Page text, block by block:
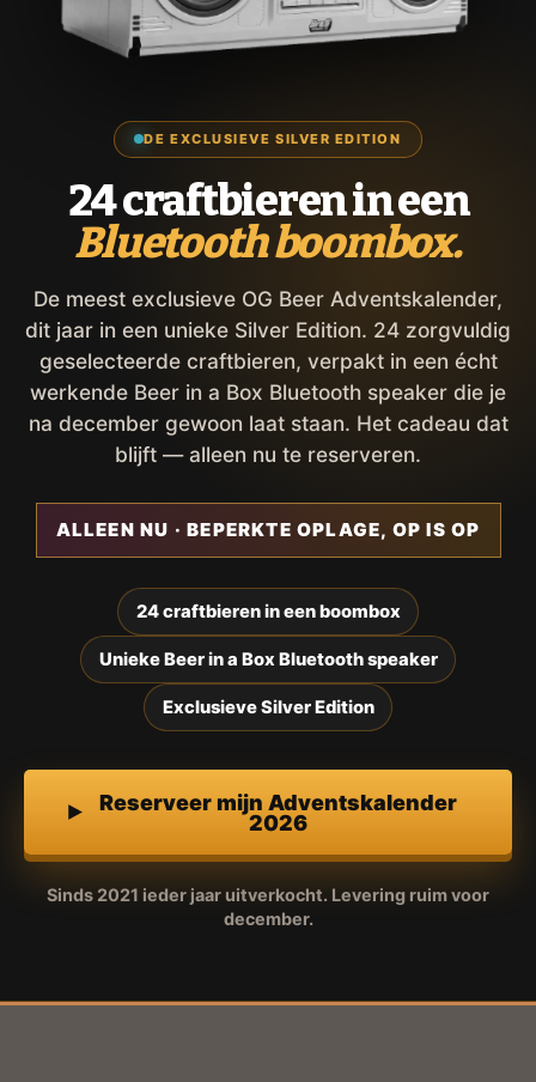
DE EXCLUSIEVE SILVER EDITION
24 craftbieren in een
Bluetooth boombox.
De meest exclusieve OG Beer Adventskalender,
dit jaar in een unieke Silver Edition. 24 zorgvuldig
geselecteerde craftbieren, verpakt in een écht
werkende Beer in a Box Bluetooth speaker die je
na december gewoon laat staan. Het cadeau dat
blijft — alleen nu te reserveren.
ALLEEN NU · BEPERKTE OPLAGE, OP IS OP
24 craftbieren in een boombox
Unieke Beer in a Box Bluetooth speaker
Exclusieve Silver Edition
Reserveer mijn Adventskalender
2026
Sinds 2021 ieder jaar uitverkocht. Levering ruim voor
december.